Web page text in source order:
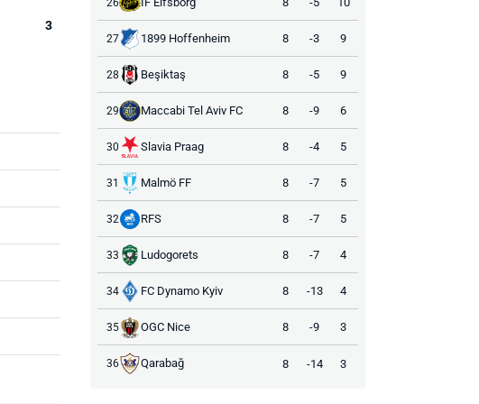
3
27 1899 Hoffenheim 8 -3 9
28 Beşiktaş 8 -5 9
29 Maccabi Tel Aviv FC 8 -9 6
30 Slavia Praag 8 -4 5
31 Malmö FF 8 -7 5
32 RFS 8 -7 5
33 Ludogorets 8 -7 4
34 FC Dynamo Kyiv 8 -13 4
35 OGC Nice 8 -9 3
36 Qarabağ 8 -14 3